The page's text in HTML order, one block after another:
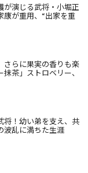
が演じる武将・小堀正
康が重用、“出家を重
さらに果実の香りも楽
茶」ストロベリー、
将！幼い弟を支え、共
波乱に満ちた生涯